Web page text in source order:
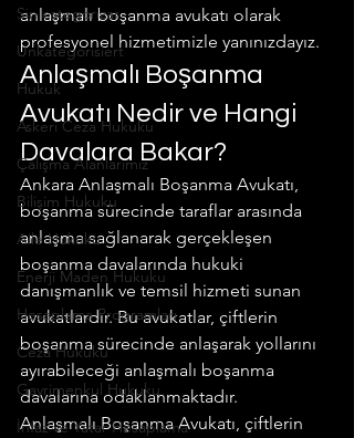
Sin categorizar
Unkategorisiert
Hukuk
Askeri Ceza Hukuku
Çalışma Alanlarımız
Bilişim Hukuku
Aile Hukuku
Enerji Maden Hukuku
Hesaplama Programları
Ceza Hukuku
Gayrimenkul Hukuku
İnfaz ve Yatar Hesaplama
anlaşmalı boşanma avukatı olarak
profesyonel hizmetimizle yanınızdayız.
Anlaşmalı Boşanma
Avukatı Nedir ve Hangi
Davalara Bakar?
Ankara Anlaşmalı Boşanma Avukatı,
boşanma sürecinde taraflar arasında
anlaşma sağlanarak gerçekleşen
boşanma davalarında hukuki
danışmanlık ve temsil hizmeti sunan
avukatlardır. Bu avukatlar, çiftlerin
boşanma sürecinde anlaşarak yollarını
ayırabileceği anlaşmalı boşanma
davalarına odaklanmaktadır.
Anlaşmalı Boşanma Avukatı, çiftlerin